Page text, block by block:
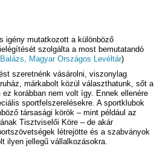
igény mutatkozott a különböző
szolgálta a most bemutatandó
Magyar Országos Levéltár)
szeretnénk vásárolni, viszonylag
márkabolt közül választhatunk, sőt a
korábban nem volt így. Ennek ellenére
sportfelszerelésekre. A sportklubok
társasági körök – mint például az
Tisztviselői Köre – de akár
létrejötte és a szabványok
ilyen jellegű vállalkozásokra.